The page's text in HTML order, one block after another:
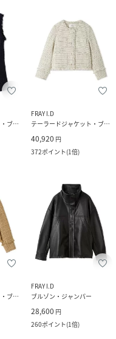
テーラードジャケット・ブレザー
FRAY I.D
テーラードジャケット・ブレザー
40,920 円
372ポイント(1倍)
テーラードジャケット・ブレザー
FRAY I.D
ブルゾン・ジャンパー
28,600 円
260ポイント(1倍)